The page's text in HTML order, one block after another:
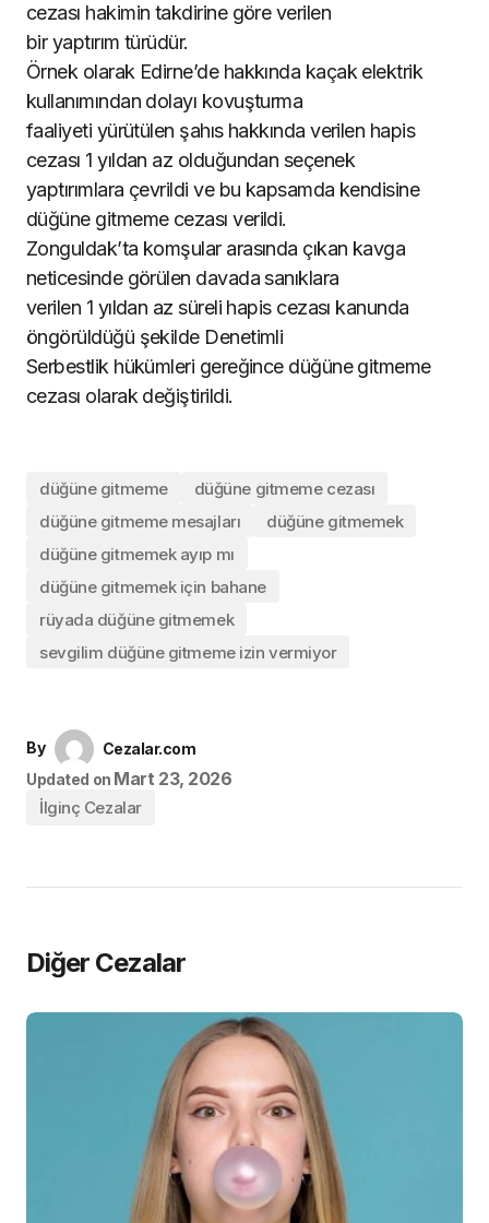
cezası hakimin takdirine göre verilen
bir yaptırım türüdür.
Örnek olarak Edirne’de hakkında kaçak elektrik
kullanımından dolayı kovuşturma
faaliyeti yürütülen şahıs hakkında verilen hapis
cezası 1 yıldan az olduğundan seçenek
yaptırımlara çevrildi ve bu kapsamda kendisine
düğüne gitmeme cezası verildi.
Zonguldak’ta komşular arasında çıkan kavga
neticesinde görülen davada sanıklara
verilen 1 yıldan az süreli hapis cezası kanunda
öngörüldüğü şekilde Denetimli
Serbestlik hükümleri gereğince düğüne gitmeme
cezası olarak değiştirildi.
düğüne gitmeme
düğüne gitmeme cezası
düğüne gitmeme mesajları
düğüne gitmemek
düğüne gitmemek ayıp mı
düğüne gitmemek için bahane
rüyada düğüne gitmemek
sevgilim düğüne gitmeme izin vermiyor
By
Cezalar.com
Updated on Mart 23, 2026
İlginç Cezalar
Diğer Cezalar